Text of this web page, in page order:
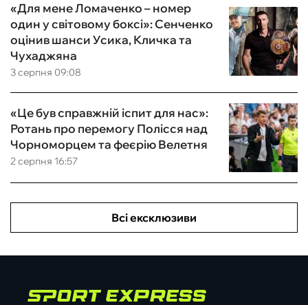
3 серпня 09:08
«Для мене Ломаченко – номер
один у світовому боксі»: Сенченко
оцінив шанси Усика, Кличка та
Чухаджяна
2 серпня 16:57
«Це був справжній іспит для нас»:
Ротань про перемогу Полісся над
Чорноморцем та феєрію Велетня
Всі ексклюзиви